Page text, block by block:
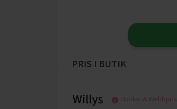
PRIS I BUTIK
Butiks- & Webbpris